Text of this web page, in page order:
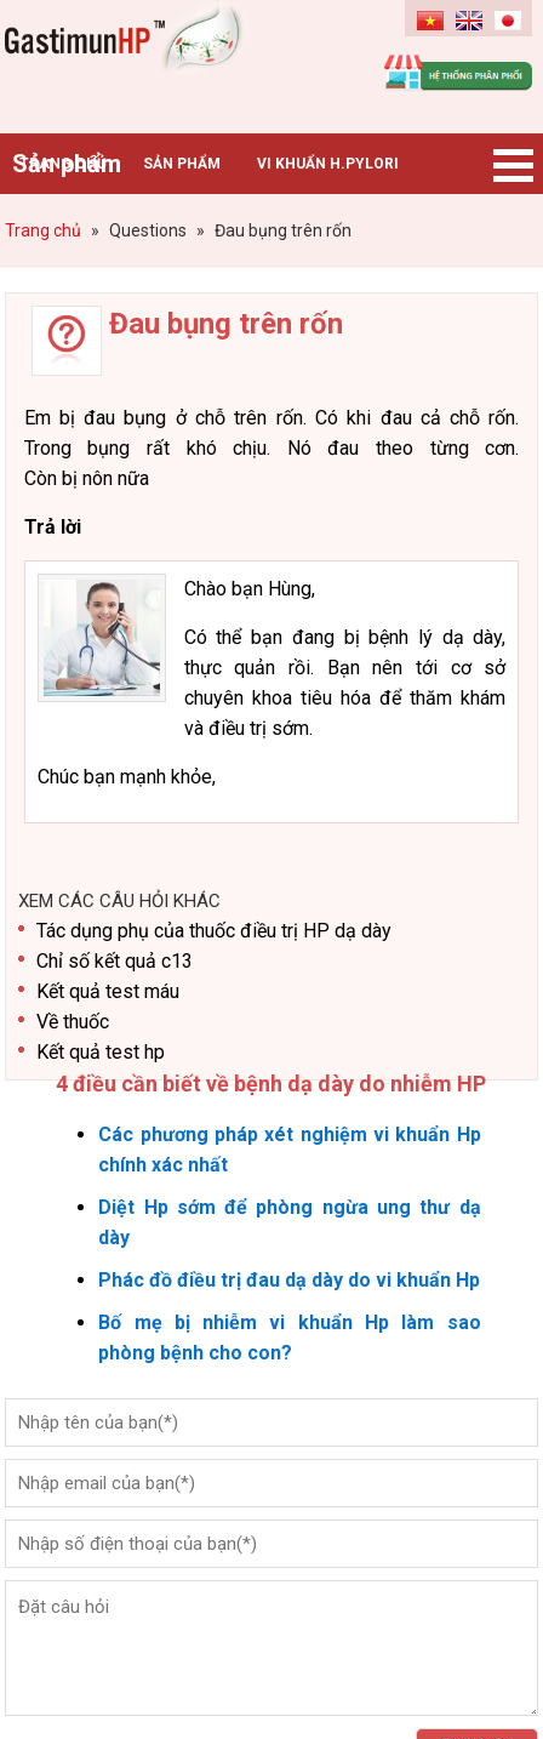
Gastimunhp
Sản phẩm
TRANG CHỦ SẢN PHẨM VI KHUẨN H.PYLORI
BỆNH DẠ DÀY TIN TỨC – SỰ KIỆN HƯỚNG DẪN MUA HÀNG
Trang chủ » Questions » Đau bụng trên rốn
Đau bụng trên rốn
Em bị đau bụng ở chỗ trên rốn. Có khi đau cả chỗ rốn.
Trong bụng rất khó chịu. Nó đau theo từng cơn.
Còn bị nôn nữa
Trả lời
Chào bạn Hùng,
Có thể bạn đang bị bệnh lý dạ dày,
thực quản rồi. Bạn nên tới cơ sở
chuyên khoa tiêu hóa để thăm khám
và điều trị sớm.
Chúc bạn mạnh khỏe,
XEM CÁC CÂU HỎI KHÁC
Tác dụng phụ của thuốc điều trị HP dạ dày
Chỉ số kết quả c13
Kết quả test máu
Về thuốc
Kết quả test hp
4 điều cần biết về bệnh dạ dày do nhiễm HP
Các phương pháp xét nghiệm vi khuẩn Hp
chính xác nhất
Diệt Hp sớm để phòng ngừa ung thư dạ
dày
Phác đồ điều trị đau dạ dày do vi khuẩn Hp
Bố mẹ bị nhiễm vi khuẩn Hp làm sao
phòng bệnh cho con?